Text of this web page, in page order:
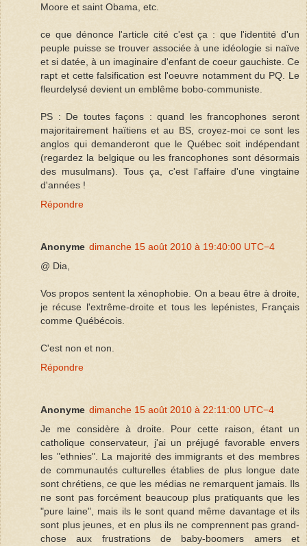
Moore et saint Obama, etc.
ce que dénonce l'article cité c'est ça : que l'identité d'un
peuple puisse se trouver associée à une idéologie si naïve
et si datée, à un imaginaire d'enfant de coeur gauchiste. Ce
rapt et cette falsification est l'oeuvre notamment du PQ. Le
fleurdelysé devient un emblême bobo-communiste.
PS : De toutes façons : quand les francophones seront
majoritairement haïtiens et au BS, croyez-moi ce sont les
anglos qui demanderont que le Québec soit indépendant
(regardez la belgique ou les francophones sont désormais
des musulmans). Tous ça, c'est l'affaire d'une vingtaine
d'années !
Répondre
Anonyme dimanche 15 août 2010 à 19:40:00 UTC−4
@ Dia,
Vos propos sentent la xénophobie. On a beau être à droite,
je récuse l'extrême-droite et tous les lepénistes, Français
comme Québécois.
C'est non et non.
Répondre
Anonyme dimanche 15 août 2010 à 22:11:00 UTC−4
Je me considère à droite. Pour cette raison, étant un
catholique conservateur, j'ai un préjugé favorable envers
les "ethnies". La majorité des immigrants et des membres
de communautés culturelles établies de plus longue date
sont chrétiens, ce que les médias ne remarquent jamais. Ils
ne sont pas forcément beaucoup plus pratiquants que les
"pure laine", mais ils le sont quand même davantage et ils
sont plus jeunes, et en plus ils ne comprennent pas grand-
chose aux frustrations de baby-boomers amers et